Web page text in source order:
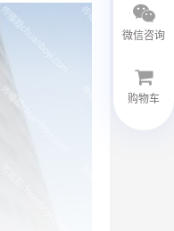
微信咨询
购物车